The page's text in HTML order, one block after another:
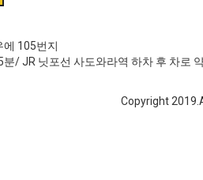
에 105번지
/ JR 닛포선 사도와라역 하차 후 차로
Copyright